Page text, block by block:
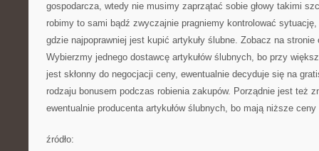
gospodarcza, wtedy nie musimy zaprzątać sobie głowy takimi
robimy to sami bądź zwyczajnie pragniemy kontrolować sytuację,
gdzie najpoprawniej jest kupić artykuły ślubne. Zobacz na
Wybierzmy jednego dostawcę artykułów ślubnych, bo przy
jest skłonny do negocjacji ceny, ewentualnie decyduje się na
rodzaju bonusem podczas robienia zakupów. Porządnie jest też
ewentualnie producenta artykułów ślubnych, bo mają niższe
źródło: